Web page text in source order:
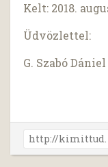
Kelt: 2018.
Üdvözlettel:
G. Szabó Dániel